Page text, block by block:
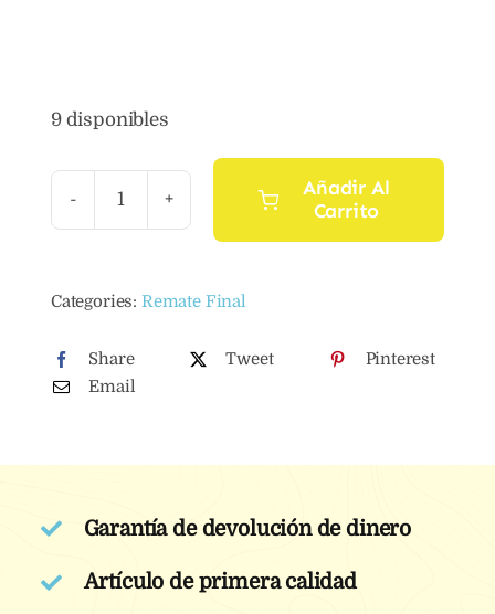
9 disponibles
mirto
cantidad
Añadir Al
Carrito
Categories: Remate Final
Share Tweet
Pinterest
Email
Garantía de devolución de dinero
Artículo de primera calidad